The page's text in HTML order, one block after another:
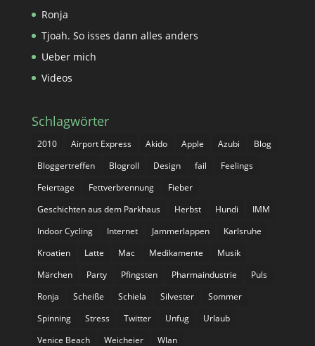
Ronja
Tjoah. So isses dann alles anders
Ueber mich
Videos
Schlagwörter
2010 Airport Express Akido Apple Azubi
Blog
Bloggertreffen
Blogroll Design fail
Feelings
Feiertage
Fettverbrennung
Fieber
Geschichten aus dem Parkhaus
Herbst Hundi
IMM
Indoor Cycling
Internet Jammerlappen
Karlsruhe
Kroatien
Latte Mac Medikamente
Musik
Märchen
Party Pfingsten Pharmaindustrie
Puls
Ronja
Scheiße Schiela Silvester
Sommer
Spinning
Stress Twitter Unfug
Urlaub
Venice Beach
Weicheier Wlan